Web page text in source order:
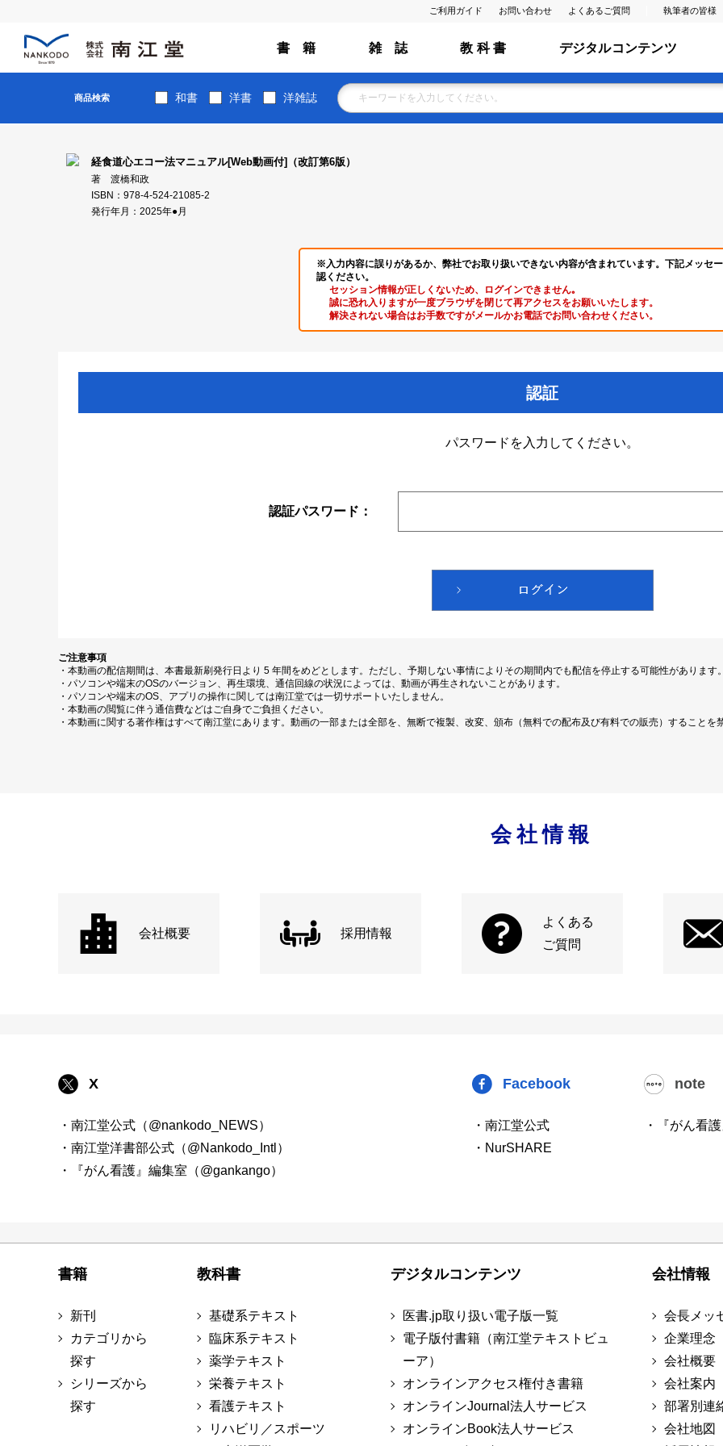
ご利用ガイド お問い合わせ よくあるご質問 執筆者の皆様
書 籍 雑 誌 教 科 書 デジタルコンテンツ
商品検索 和書 洋書 洋雑誌
経食道心エコー法マニュアル[Web動画付]（改訂第6版）
著 渡橋和政
ISBN：978-4-524-21085-2
発行年月：2025年●月
※入力内容に誤りがあるか、弊社でお取り扱いできない内容が含まれています。下記メッセ
認ください。
セッション情報が正しくないため、ログインできません｡
誠に恐れ入りますが一度ブラウザを閉じて再アクセスをお願いいたします。
解決されない場合はお手数ですがメールかお電話でお問い合わせください。
認証
パスワードを入力してください。
認証パスワード：
ご注意事項
・本動画の配信期間は、本書最新刷発行日より 5 年間をめどとします。ただし、予期しない事情によりその期間内でも配信を停止する可能性があります。
・パソコンや端末のOSのバージョン、再生環境、通信回線の状況によっては、動画が再生されないことがあります。
・パソコンや端末のOS、アプリの操作に関しては南江堂では一切サポートいたしません。
・本動画の閲覧に伴う通信費などはご自身でご負担ください。
・本動画に関する著作権はすべて南江堂にあります。動画の一部または全部を、無断で複製、改変、頒布（無料での配布及び有料での販売）することを
会社情報
会社概要 採用情報
よくある
ご質問
X
・南江堂公式（@nankodo_NEWS）
・南江堂洋書部公式（@Nankodo_Intl）
・『がん看護』編集室（@gankango）
Facebook
・南江堂公式
・NurSHARE
note
・『がん看
書籍
新刊
カテゴリから
探す
シリーズから
探す
教科書
基礎系テキスト
臨床系テキスト
薬学テキスト
栄養テキスト
看護テキスト
リハビリ／スポーツ
デジタルコンテンツ
医書.jp取り扱い電子版一覧
電子版付書籍（南江堂テキストビュ
ーア）
オンラインアクセス権付き書籍
オンラインJournal法人サービス
オンラインBook法人サービス
会社情報
会長メッ
企業理念
会社概要
会社案内
部署別連
会社地図